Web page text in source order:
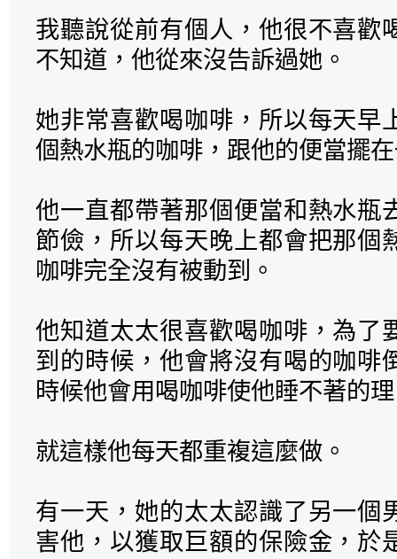
我聽說從前有個人，他很不喜歡
不知道，他從來沒告訴過她。
她非常喜歡喝咖啡，所以每天早
個熱水瓶的咖啡，跟他的便當擺
他一直都帶著那個便當和熱水瓶
節儉，所以每天晚上都會把那個
咖啡完全沒有被動到。
他知道太太很喜歡喝咖啡，為了
到的時候，他會將沒有喝的咖啡
時候他會用喝咖啡使他睡不著的
就這樣他每天都重複這麼做。
有一天，她的太太認識了另一個
害他，以獲取巨額的保險金，於